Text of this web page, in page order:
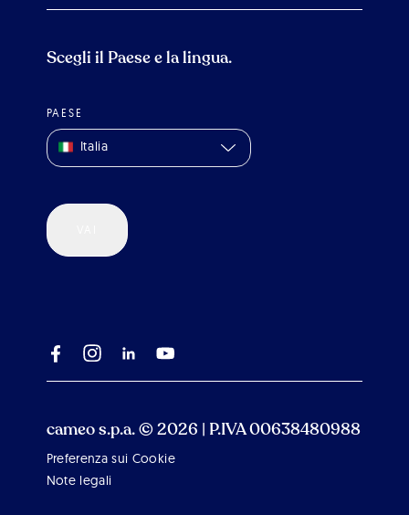
Scegli il Paese e la lingua.
PAESE
Italia
cameo s.p.a. © 2026 | P.IVA 00638480988
Preferenza sui Cookie
Note legali